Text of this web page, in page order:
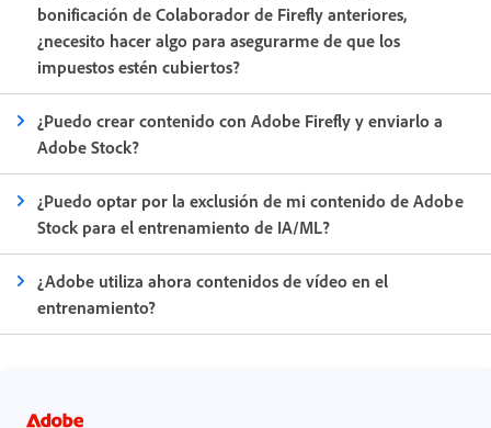
bonificación de Colaborador de Firefly anteriores,
¿necesito hacer algo para asegurarme de que los
impuestos estén cubiertos?
¿Puedo crear contenido con Adobe Firefly y enviarlo a
Adobe Stock?
¿Puedo optar por la exclusión de mi contenido de Adobe
Stock para el entrenamiento de IA/ML?
¿Adobe utiliza ahora contenidos de vídeo en el
entrenamiento?